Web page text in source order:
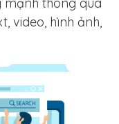
video, hình ảnh,